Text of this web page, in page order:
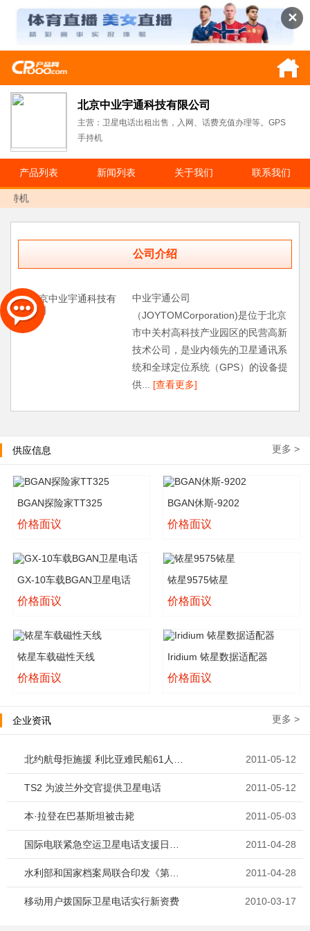
✕
北京中业宇通科技有限公司
主营：卫星电话出租出售，入网、话费充值办理等。GPS
手持机
产品列表 新闻列表 关于我们 联系我们
持机
公司介绍
中业宇通公司
（JOYTOMCorporation)是位于北京
市中关村高科技产业园区的民营高新
技术公司，是业内领先的卫星通讯系
统和全球定位系统（GPS）的设备提
供... [查看更多]
供应信息 更多 >
BGAN探险家TT325
价格面议
BGAN休斯-9202
价格面议
GX-10车载BGAN卫星电话
价格面议
铱星9575铱星
价格面议
铱星车载磁性天线
价格面议
Iridium 铱星数据适配器
价格面议
企业资讯 更多 >
2011-05-12
TS2 为波兰外交官提供卫星电话 2011-05-12
本·拉登在巴基斯坦被击毙 2011-05-03
2011-04-28
2011-04-28
移动用户拨国际卫星电话实行新资费 2010-03-17